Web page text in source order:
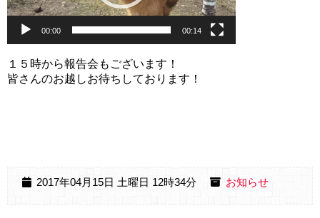
ー
00:00 00:14
１５時から報告会もございます！
皆さんのお越しお待ちしております！
2017年04月15日 土曜日 12時34分 お知らせ